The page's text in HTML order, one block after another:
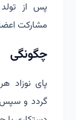
پس از
مشارکت
چگونگی
پای نوزاد
گردد و سپس